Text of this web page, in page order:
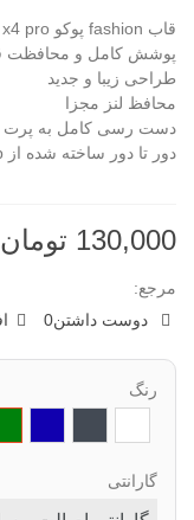
قاب fashion پوکو poco x4 pro
پوشش کامل و محافظت
طراحی زیبا و جدید
محافظ لنز مجزا
دست رسی کامل به پرت
دور تا دور ساخته شده از tup نرم
130,000 تومان
مرجع:
دوست داشتن0
رنگ
نفتی
گارانتی